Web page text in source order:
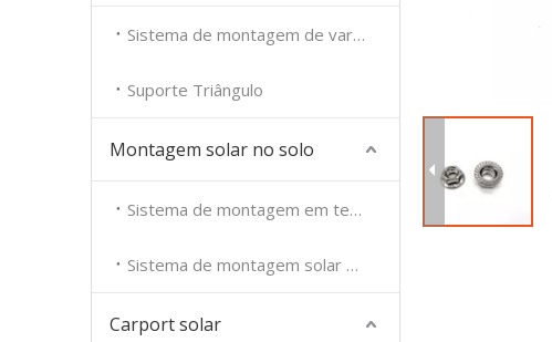
Sistema de montagem de varanda solar
Suporte Triângulo
Montagem solar no solo
Sistema de montagem em terra solar
Sistema de montagem solar para fazenda
Carport solar